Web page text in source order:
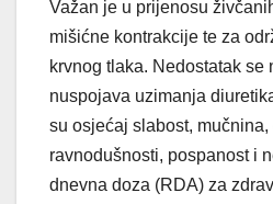
Važan je u prijenosu
mišićne kontrakcije te za
krvnog tlaka. Nedostatak
nuspojava uzimanja
su osjećaj slabost, mučnina,
ravnodušnosti, pospanost i
dnevna doza (RDA) za